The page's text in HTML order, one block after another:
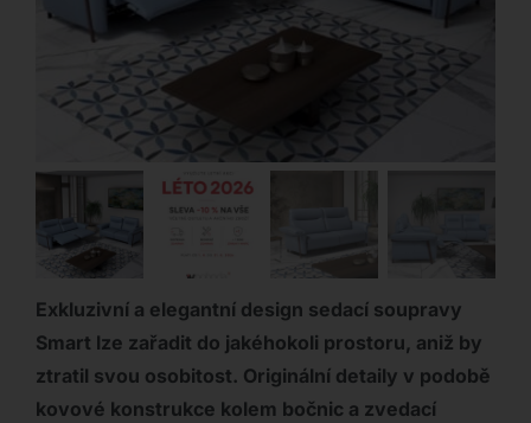
Exkluzivní a elegantní design sedací soupravy
Smart lze zařadit do jakéhokoli prostoru, aniž by
ztratil svou osobitost. Originální detaily v podobě
kovové konstrukce kolem bočnic a zvedací